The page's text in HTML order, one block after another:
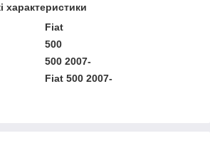
характеристики
Fiat
500
500 2007-
Fiat 500 2007-